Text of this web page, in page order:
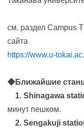
см. раздел Сampus
сайта
https://www.u-
◆Ближайшие
1. Shinagawa
минут пешком.
2. Sengakuji